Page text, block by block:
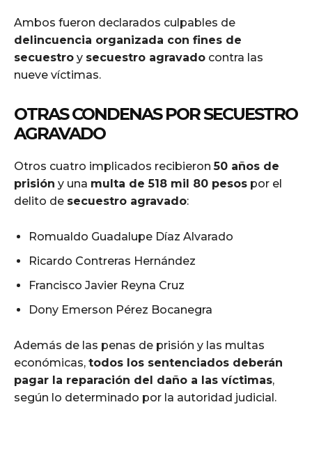
Ambos fueron declarados culpables de
delincuencia organizada con fines de
secuestro y secuestro agravado contra las
nueve víctimas.
OTRAS CONDENAS POR SECUESTRO
AGRAVADO
Otros cuatro implicados recibieron50 años de
prisión y una multa de 518 mil 80 pesos por el
delito de secuestro agravado:
Romualdo Guadalupe Díaz Alvarado
Ricardo Contreras Hernández
Francisco Javier Reyna Cruz
Dony Emerson Pérez Bocanegra
Además de las penas de prisión y las multas
económicas, todos los sentenciados deberán
pagar la reparación del daño a las víctimas,
según lo determinado por la autoridad judicial.